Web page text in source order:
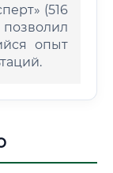
(516
опыт